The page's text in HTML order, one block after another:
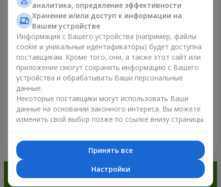
Заказывайте в приложении
аналитика, определение эффективности
Хранение и/или доступ к информации на
Вашем устройстве
Информация с Вашего устройства (например, файлы
cookie и уникальные идентификаторы) будет доступна
поставщикам. Кроме того, они, а также этот сайт или
приложение смогут сохранять информацию с Вашего
устройства и обрабатывать Ваши персональные
данные.
Некоторые поставщики могут использовать Ваши
данные на основании законного интереса. Вы можете
изменить свой выбор позже по ссылке внизу страницы.
Принять все
Настройки